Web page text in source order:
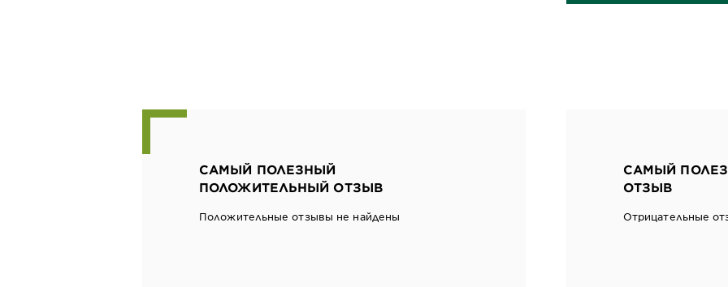
САМЫЙ ПОЛЕЗНЫЙ
ПОЛОЖИТЕЛЬНЫЙ ОТЗЫВ
Положительные отзывы не найдены
САМЫЙ
ОТЗЫВ
Отрицательные